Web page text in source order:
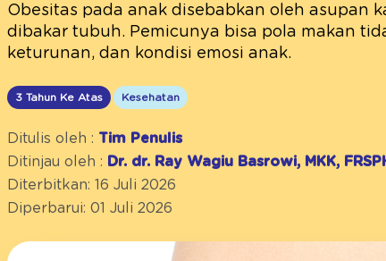
Obesitas pada anak disebabkan oleh asupan
dibakar tubuh. Pemicunya bisa pola makan
keturunan, dan kondisi emosi anak.
3 Tahun Ke Atas Kesehatan
Ditulis oleh : Tim Penulis
Ditinjau oleh :
Dr. dr. Ray Wagiu Basrowi, MKK,
Diterbitkan: 16 Juli 2026
Diperbarui: 01 Juli 2026